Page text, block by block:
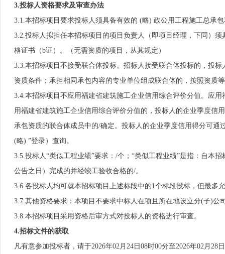
3.投标人资格要求及审查办法
3.1.本招标项目要求投标人须具备有效的 (略) 政公用工程施工总承
3.2.投标人拟担任本招标项目的项目负责人（即项目经理，下同）
格证书（b证）。（无需资质的项目，从其规定）
3.3.本招标项目不接受联合体投标。招标人接受联合体投标的，投
资质条件；承担相同承包内容的专业单位组成联合体的，按照资质
3.4.本招标项目不应用福建省建筑施工企业信用综合评价分值。应
用福建省建筑施工企业信用综合评价分值的，投标人的企业季度信
承包资质的联合体成员中的/确定。投标人的企业季度信用得分可
(略) ”登录）查询。
3.5.投标人“类似工程业绩”要求：/个；“类似工程业绩”是指：自本
公告之日）完成的并经竣工验收合格的/。
3.6.各投标人均可就本招标项目上述标段中的1个标段投标，但最多
3.7.其他资格要求：本项目不要求中标人在项且所在地设立分(子)公
3.8.本招标项目采用资格后审方式对投标人的资格进行审查。
4.招标文件的获取
凡有意参加投标者，请于2026年02月24日08时00分至2026年02月